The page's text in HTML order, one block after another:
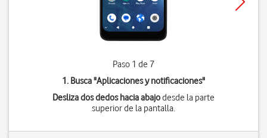
Paso 1 de 7
1. Busca "Aplicaciones y notificaciones"
Desliza dos dedos hacia abajodesde la parte
superior de la pantalla.